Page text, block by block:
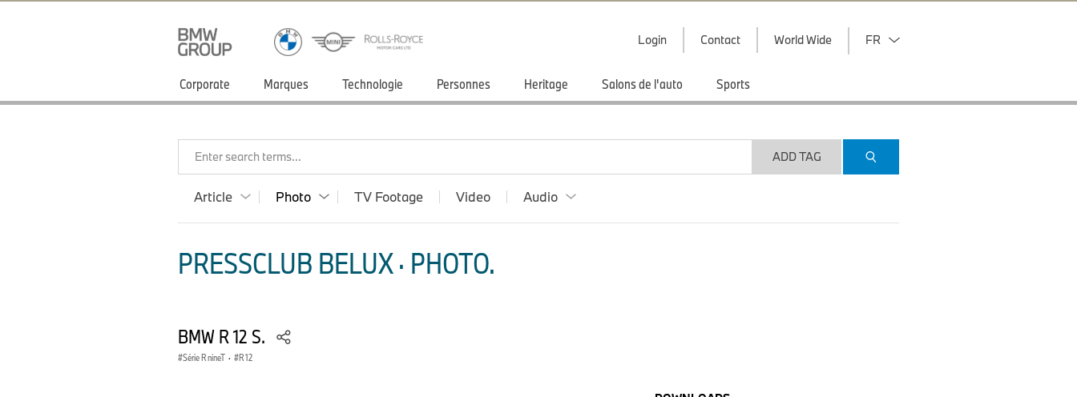
Login Contact World Wide FR
Corporate Marques Technologie Personnes Heritage Salons de l'auto Sports
Enter search terms... ADD TAG
Article Photo TV Footage Video Audio
PRESSCLUB BELUX · PHOTO.
BMW R 12 S.
Série R nineT · R 12